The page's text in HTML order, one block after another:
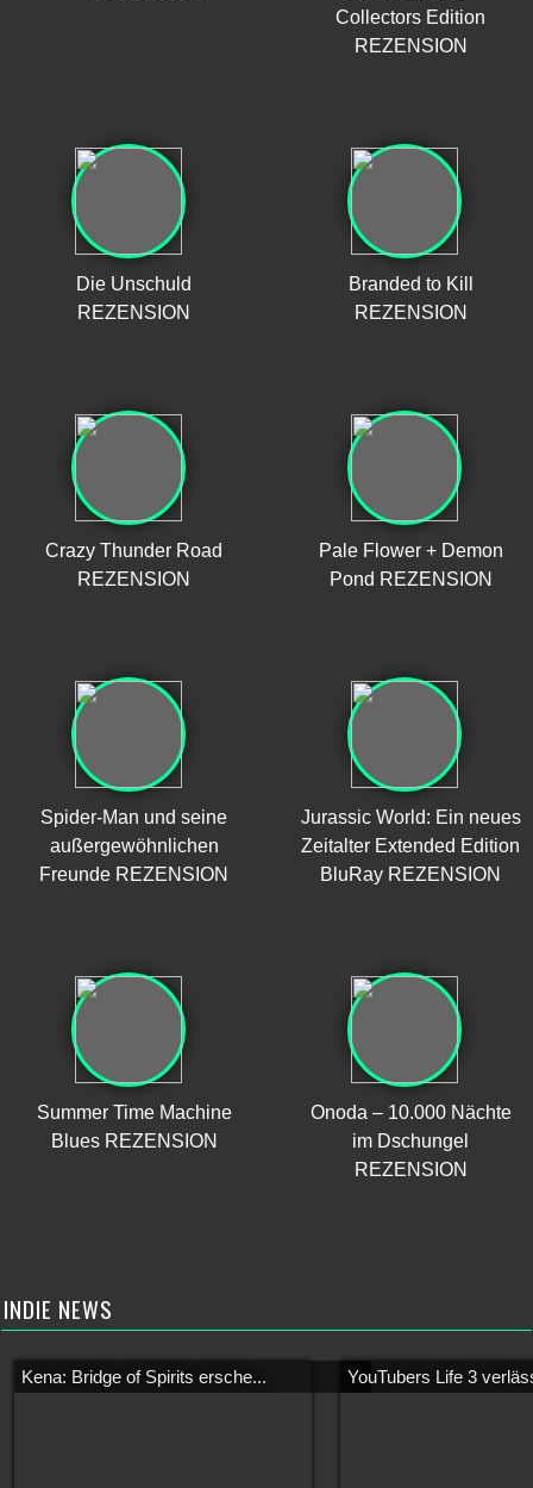
Collectors Edition
REZENSION
Die Unschuld
REZENSION
Branded to Kill
REZENSION
Crazy Thunder Road
REZENSION
Pale Flower + Demon
Pond REZENSION
Spider-Man und seine
außergewöhnlichen
Freunde REZENSION
Jurassic World: Ein neues
Zeitalter Extended Edition
BluRay REZENSION
Summer Time Machine
Blues REZENSION
Onoda – 10.000 Nächte
im Dschungel
REZENSION
INDIE NEWS
Kena: Bridge of Spirits ersche... YouTubers Life 3